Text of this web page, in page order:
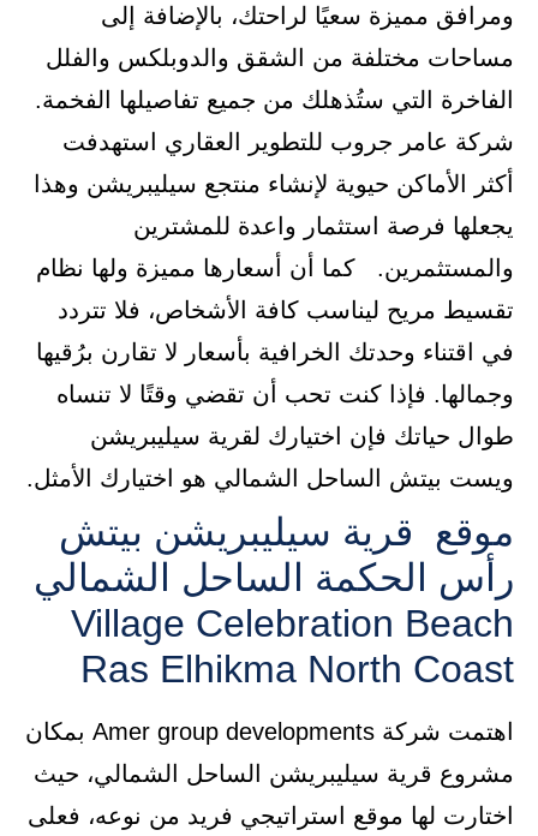
ومرافق مميزة سعيًا لراحتك، بالإضافة إلى
مساحات مختلفة من الشقق والدوبلكس والفلل
الفاخرة التي ستُذهلك من جميع تفاصيلها الفخمة.
شركة عامر جروب للتطوير العقاري استهدفت
أكثر الأماكن حيوية لإنشاء منتجع سيليبريشن وهذا
يجعلها فرصة استثمار واعدة للمشترين
والمستثمرين. كما أن أسعارها مميزة ولها نظام
تقسيط مريح ليناسب كافة الأشخاص، فلا تتردد
في اقتناء وحدتك الخرافية بأسعار لا تقارن برُقيها
وجمالها. فإذا كنت تحب أن تقضي وقتًا لا تنساه
طوال حياتك فإن اختيارك لقرية سيليبريشن
ويست بيتش الساحل الشمالي هو اختيارك الأمثل.
موقع قرية سيليبريشن بيتش
رأس الحكمة الساحل الشمالي
Village Celebration Beach
Ras Elhikma North Coast
اهتمت شركة Amer group developments بمكان
مشروع قرية سيليبريشن الساحل الشمالي، حيث
اختارت لها موقع استراتيجي فريد من نوعه، فعلى